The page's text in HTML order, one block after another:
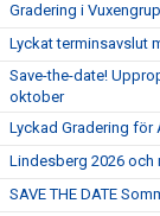
Gradering i
Lyckat terminsavslut
Save-the-date!
oktober
Lyckad Gradering för
Lindesberg 2026 och
SAVE THE DATE